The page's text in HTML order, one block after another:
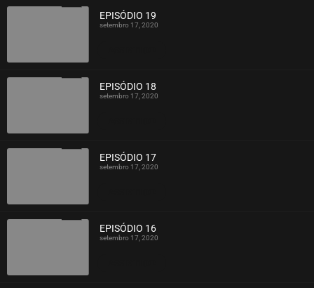
EPISÓDIO 19
setembro 17, 2020
EPISÓDIO 18
setembro 17, 2020
EPISÓDIO 17
setembro 17, 2020
EPISÓDIO 16
setembro 17, 2020